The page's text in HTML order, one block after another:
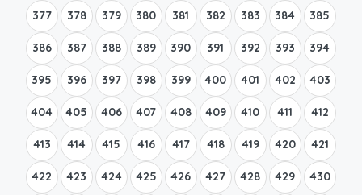
377 378 379 380 381 382 383 384 385
386 387 388 389 390 391 392 393 394
395 396 397 398 399 400 401 402 403
404 405 406 407 408 409 410 411 412
413 414 415 416 417 418 419 420 421
422 423 424 425 426 427 428 429 430